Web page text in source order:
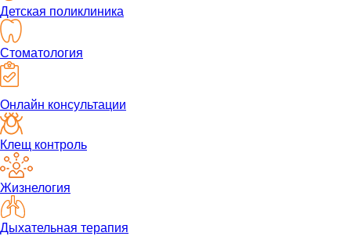
Детская поликлиника
Стоматология
Онлайн консультации
Клещ контроль
Жизнелогия
Дыхательная терапия